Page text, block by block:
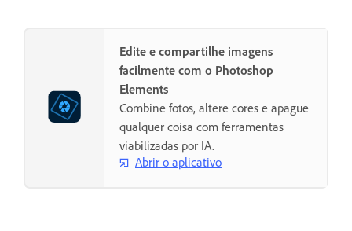
Edite e compartilhe imagens
facilmente com o Photoshop
Elements
Combine fotos, altere cores e apague
qualquer coisa com ferramentas
viabilizadas por IA.
Abrir o aplicativo